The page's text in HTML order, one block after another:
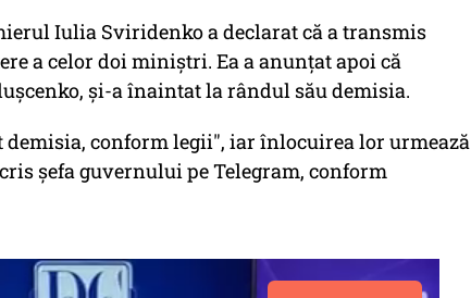
Iulia Sviridenko a declarat că a transmis
a celor doi miniştri. Ea a anunţat apoi că
şi-a înaintat la rândul său demisia.
conform legii", iar înlocuirea lor urmează
şefa guvernului pe Telegram, conform